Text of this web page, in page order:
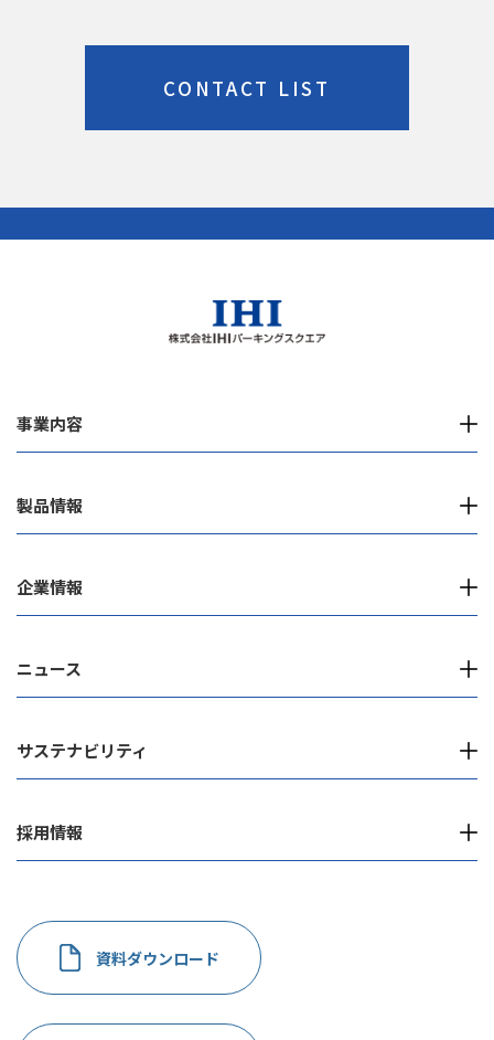
CONTACT LIST
事業内容
製品情報
企業情報
ニュース
サステナビリティ
採用情報
資料ダウンロード